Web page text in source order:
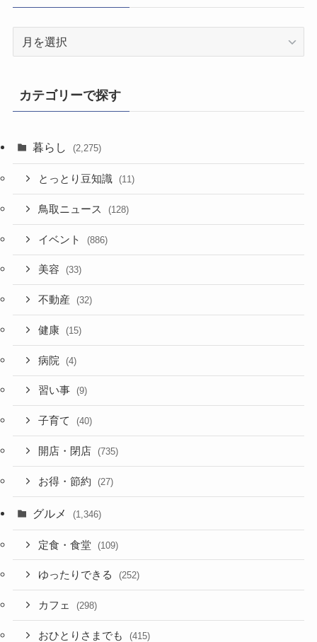
カテゴリーで探す
暮らし (2,275)
とっとり豆知識 (11)
鳥取ニュース (128)
イベント (886)
美容 (33)
不動産 (32)
健康 (15)
病院 (4)
習い事 (9)
子育て (40)
開店・閉店 (735)
お得・節約 (27)
グルメ (1,346)
定食・食堂 (109)
ゆったりできる (252)
カフェ (298)
おひとりさまでも (415)